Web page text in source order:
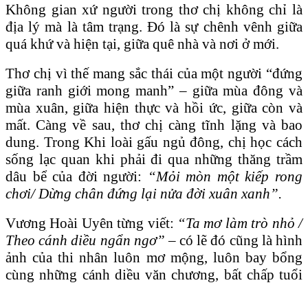
Không gian xứ người trong thơ chị không chỉ là
địa lý mà là tâm trạng. Đó là sự chênh vênh giữa
quá khứ và hiện tại, giữa quê nhà và nơi ở mới.
Thơ chị vì thế mang sắc thái của một người “đứng
giữa ranh giới mong manh” – giữa mùa đông và
mùa xuân, giữa hiện thực và hồi ức, giữa còn và
mất. Càng về sau, thơ chị càng tĩnh lặng và bao
dung. Trong Khi loài gấu ngủ đông, chị học cách
sống lạc quan khi phải đi qua những thăng trầm
dâu bể của đời người: “Mỏi mòn một kiếp rong
chơi/ Dừng chân đứng lại nửa đời xuân xanh”.
Vương Hoài Uyên từng viết: “Ta mơ làm trò nhỏ /
Theo cánh diều ngẩn ngơ” – có lẽ đó cũng là hình
ảnh của thi nhân luôn mơ mộng, luôn bay bổng
cùng những cánh diều văn chương, bất chấp tuổi